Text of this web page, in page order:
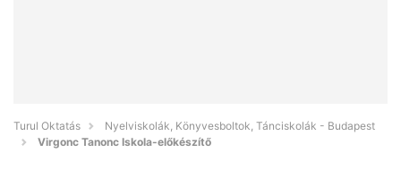
Turul Oktatás
Nyelviskolák, Könyvesboltok, Tánciskolák - Budapest
Virgonc Tanonc Iskola-előkészítő